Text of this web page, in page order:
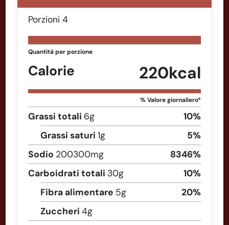
Porzioni 4
Quantità per porzione
Calorie 220kcal
% Valore giornaliero*
Grassi totali 6g 10%
Grassi saturi 1g 5%
Sodio 200300mg 8346%
Carboidrati totali 30g 10%
Fibra alimentare 5g 20%
Zuccheri 4g